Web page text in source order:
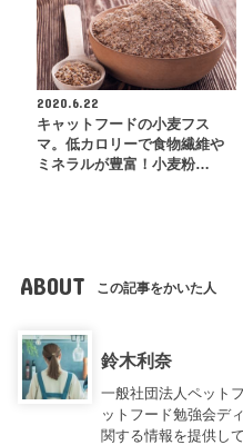
2020.6.22
キャットフードの小麦フス
マ。低カロリーで食物繊維や
ミネラルが豊富！小麦粉…
ABOUT この記事をかいた人
鈴木利奈
一般社団法人ペット
ットフード勉強会デ
関する情報を提供し